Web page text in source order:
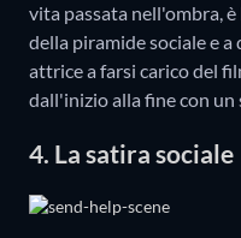
vita passata nell'ombra,
della piramide sociale e a
attrice a farsi carico del
dall'inizio alla fine con un
4. La satira sociale